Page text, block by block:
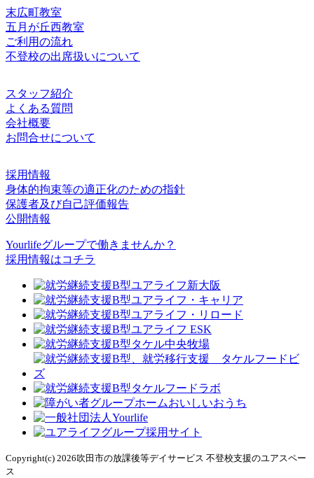
末広町教室
五月が丘西教室
ご利用の流れ
不登校の出席扱いについて
スタッフ紹介
よくある質問
会社概要
お問合せについて
採用情報
身体的拘束等の適正化のための指針
保護者及び自己評価報告
公開情報
Yourlifeグループで働きませんか？
採用情報はコチラ
Copyright(c) 2026吹田市の放課後等デイサービス 不登校支援のユアスペー
ス